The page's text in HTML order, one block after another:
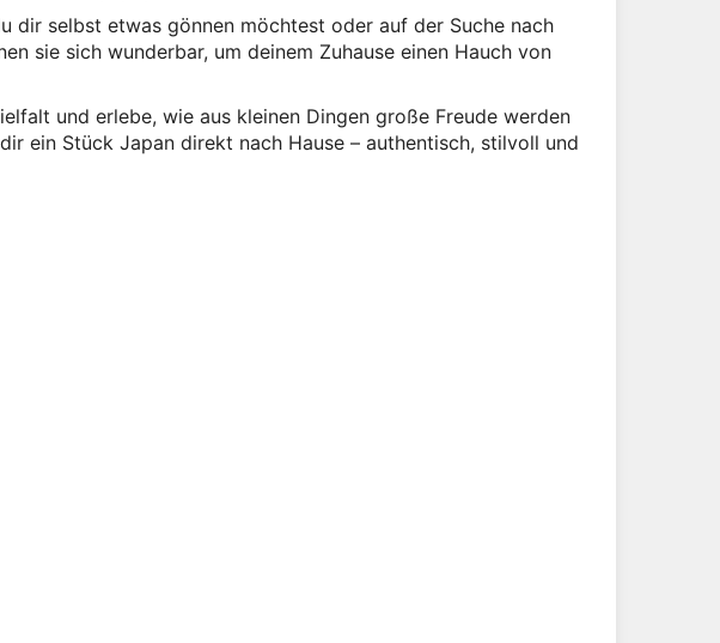
dir selbst etwas gönnen möchtest oder auf der Suche nach
sie sich wunderbar, um deinem Zuhause einen Hauch von
und erlebe, wie aus kleinen Dingen große Freude werden
ein Stück Japan direkt nach Hause – authentisch, stilvoll und